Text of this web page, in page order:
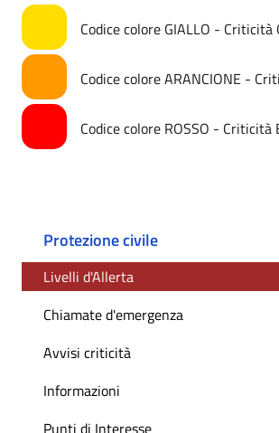
Codice colore GIALLO - Criticità
Codice colore ARANCIONE -
Codice colore ROSSO - Criticità
Protezione civile
Livelli d'Allerta
Chiamate d'emergenza
Avvisi criticità
Informazioni
Punti di Interesse